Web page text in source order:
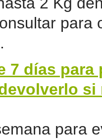
para
7 días para
si
para